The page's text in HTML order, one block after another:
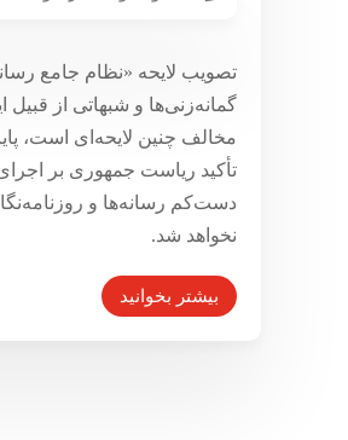
تصویب لایحه «نظام جامع
گمانه‌زنی‌ها و شبهاتی از قبیل
مخالف چنین لایحه‌ای است،
تأکید ریاست جمهوری بر
دست‌کم رسانه‌ها و
نخواهد شد.
بیشتر بخوانید